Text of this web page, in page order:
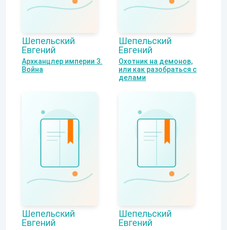
Шепельский
Евгений
Архканцлер империи 3.
Война
Шепельский
Евгений
Охотник на демонов,
или как разобраться с
делами
Шепельский
Евгений
Шепельский
Евгений